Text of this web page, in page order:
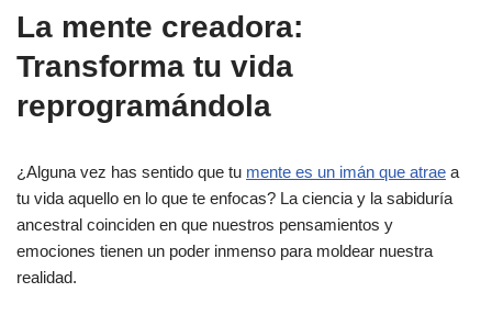
La mente creadora:
Transforma tu vida
reprogramándola
¿Alguna vez has sentido que tu mente es un imán que atrae a
tu vida aquello en lo que te enfocas? La ciencia y la sabiduría
ancestral coinciden en que nuestros pensamientos y
emociones tienen un poder inmenso para moldear nuestra
realidad.